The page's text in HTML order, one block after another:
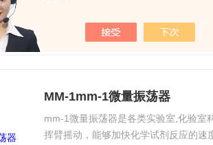
2026-03-30 型号：
MM-1mm-1微量振荡器
mm-1微量振荡器是各类实验室,化验室
挥臂摇动，能够加快化学试剂反应的速